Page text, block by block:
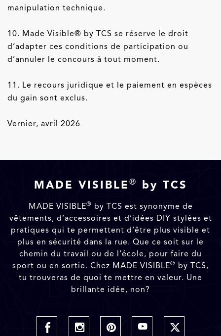
manipulation technique.
10. Made Visible® by TCS se réserve le droit
d’adapter ces conditions de participation ou
d’annuler le concours à tout moment.
11. Le recours juridique et le paiement en espèces
du gain sont exclus.
Vernier, avril 2026
MADE VISIBLE ® by TCS
MADE VISIBLE® by TCS est synonyme de
vêtements, d’accessoires et d’idées DIY stylées et
pratiques qui te permettent d’être plus visible et
plus en sécurité dans la rue. Que ce soit sur le
chemin du travail ou de l’école, pour faire du
sport ou en sortie. Chez MADE VISIBLE® by TCS,
tu trouveras de quoi te mettre en valeur. Une
brillante idée, non?